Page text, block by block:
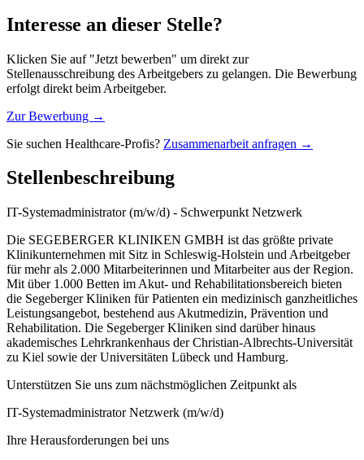
Interesse an dieser Stelle?
Klicken Sie auf "Jetzt bewerben" um direkt zur
Stellenausschreibung des Arbeitgebers zu gelangen. Die Bewerbung
erfolgt direkt beim Arbeitgeber.
Zur Bewerbung →
Sie suchen Healthcare-Profis? Zusammenarbeit anfragen →
Stellenbeschreibung
IT-Systemadministrator (m/w/d) - Schwerpunkt Netzwerk
Die SEGEBERGER KLINIKEN GMBH ist das größte private
Klinikunternehmen mit Sitz in Schleswig-Holstein und Arbeitgeber
für mehr als 2.000 Mitarbeiterinnen und Mitarbeiter aus der Region.
Mit über 1.000 Betten im Akut- und Rehabilitationsbereich bieten
die Segeberger Kliniken für Patienten ein medizinisch ganzheitliches
Leistungsangebot, bestehend aus Akutmedizin, Prävention und
Rehabilitation. Die Segeberger Kliniken sind darüber hinaus
akademisches Lehrkrankenhaus der Christian-Albrechts-Universität
zu Kiel sowie der Universitäten Lübeck und Hamburg.
Unterstützen Sie uns zum nächstmöglichen Zeitpunkt als
IT-Systemadministrator Netzwerk (m/w/d)
Ihre Herausforderungen bei uns